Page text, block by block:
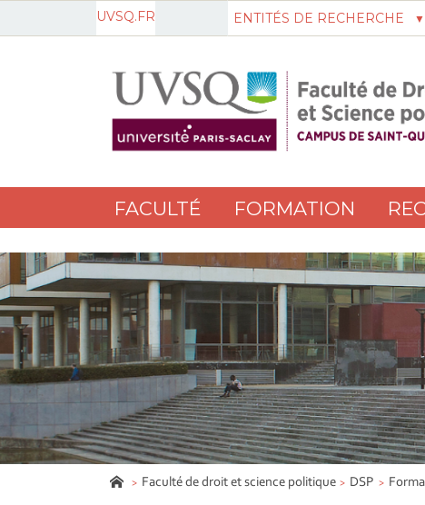
UVSQ.FR
FACULTÉ FORMATION
Faculté de droit et science politique DSP
ENTITÉS DE RECHERCHE